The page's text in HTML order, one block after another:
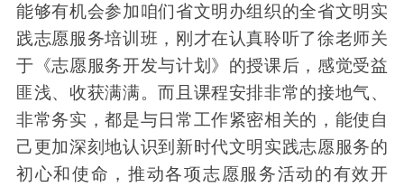
能够有机会参加咱们省文明办组织的全省文明实
践志愿服务培训班，刚才在认真聆听了徐老师关
于《志愿服务开发与计划》的授课后，感觉受益
匪浅、收获满满。而且课程安排非常的接地气、
非常务实，都是与日常工作紧密相关的，能使自
己更加深刻地认识到新时代文明实践志愿服务的
初心和使命，推动各项志愿服务活动的有效开